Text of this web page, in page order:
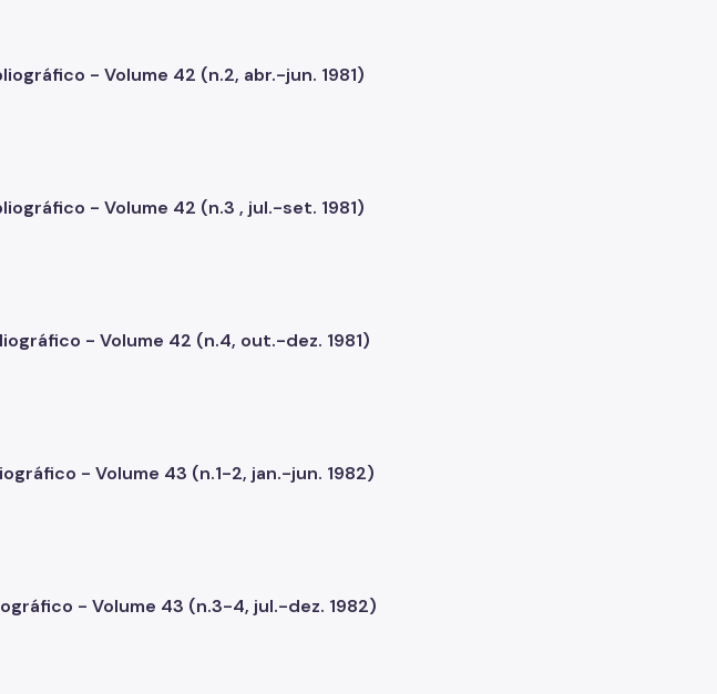
- Volume 42 (n.2, abr.-jun. 1981)
- Volume 42 (n.3 , jul.-set. 1981)
- Volume 42 (n.4, out.-dez. 1981)
- Volume 43 (n.1-2, jan.-jun. 1982)
- Volume 43 (n.3-4, jul.-dez. 1982)